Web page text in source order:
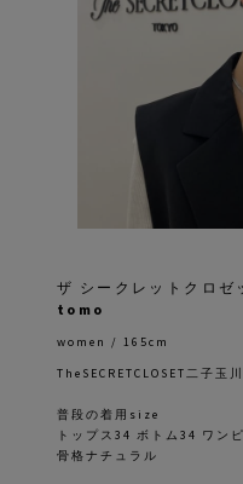
ザ シークレットクロゼ
tomo
women / 165cm
TheSECRETCLOSET二子玉
普段の着用size
トップス34 ボトム34 ワン
骨格ナチュラル